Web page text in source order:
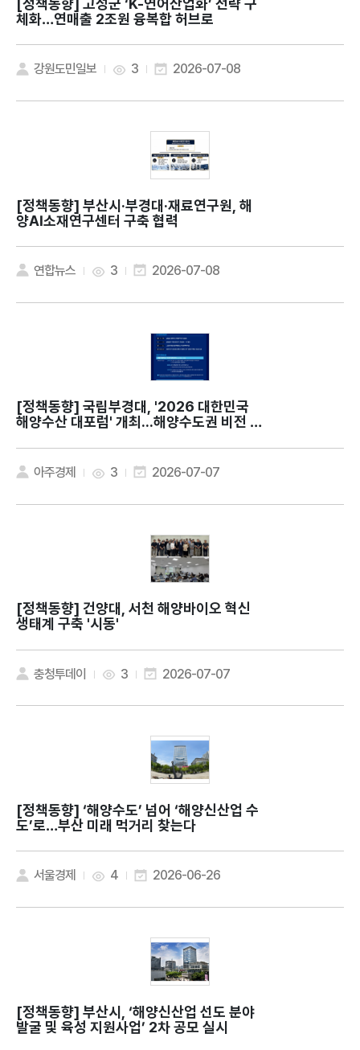
[정책동향]
체화…연매출 2조원 융복합 허브로
강원도민일보 3 2026-07-08
[정책동향]
양AI소재연구센터 구축 협력
연합뉴스 3 2026-07-08
[정책동향]
해양수산 대포럼' 개최...해양수도권 비전 제
아주경제 3 2026-07-07
[정책동향]
생태계 구축 '시동'
충청투데이 3 2026-07-07
[정책동향]
도’로…부산 미래 먹거리 찾는다
서울경제 4 2026-06-26
[정책동향]
발굴 및 육성 지원사업’ 2차 공모 실시